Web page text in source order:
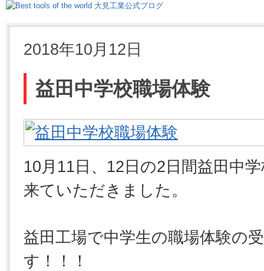
2018年10月12日
益田中学校職場体験
10月11日、12日の2日間益田中
来ていただきました。
益田工場で中学生の職場体験の
す！！！